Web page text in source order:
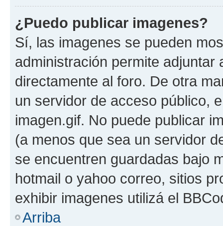
¿Puedo publicar imagenes?
Sí, las imagenes se pueden
administración permite
directamente al foro. De otra
un servidor de acceso público,
imagen.gif. No puede publicar
(a menos que sea un servidor
se encuentren guardadas bajo
hotmail o yahoo correo, sitios
exhibir imagenes utilizá el
Arriba